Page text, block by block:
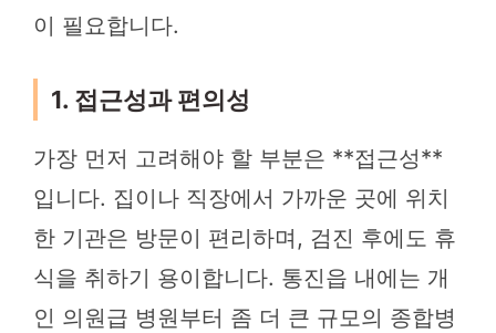
이 필요합니다.
1. 접근성과 편의성
가장 먼저 고려해야 할 부분은 **접근성**
입니다. 집이나 직장에서 가까운 곳에 위치
한 기관은 방문이 편리하며, 검진 후에도 휴
식을 취하기 용이합니다. 통진읍 내에는 개
인 의원급 병원부터 좀 더 큰 규모의 종합병